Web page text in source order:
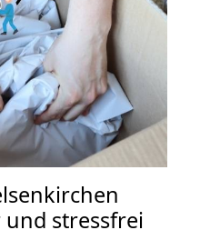
und stressfrei